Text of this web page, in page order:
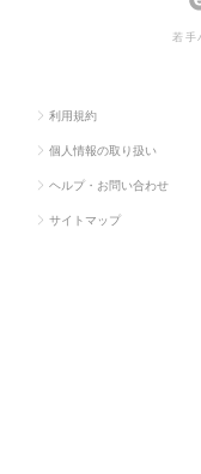
若手
利用規約
個人情報の取り扱い
ヘルプ・お問い合わせ
サイトマップ